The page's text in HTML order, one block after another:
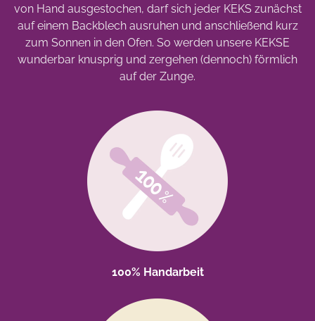
von Hand ausgestochen, darf sich jeder KEKS zunächst
auf einem Backblech ausruhen und anschließend kurz
zum Sonnen in den Ofen. So werden unsere KEKSE
wunderbar knusprig und zergehen (dennoch) förmlich
auf der Zunge.
100% Handarbeit